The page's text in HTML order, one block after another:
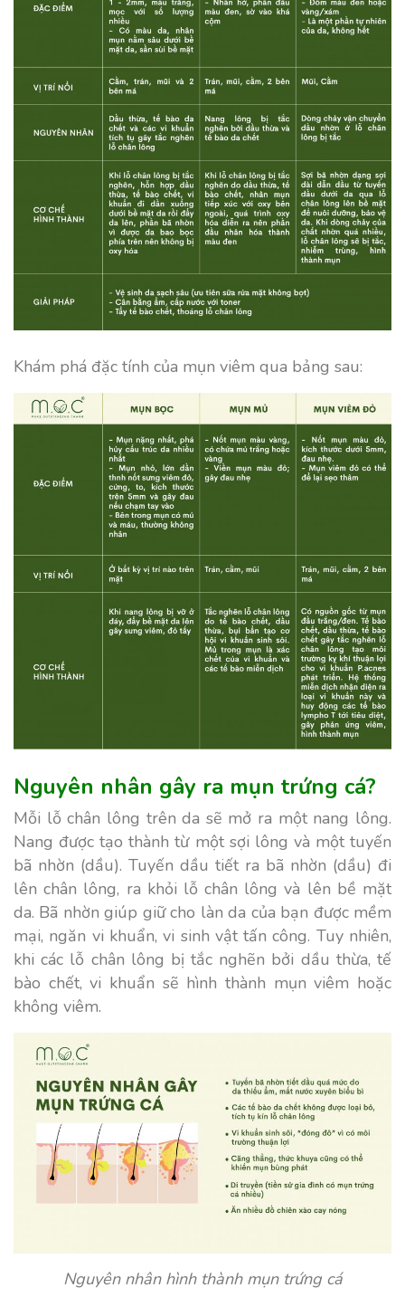
Khám phá đặc tính của mụn viêm qua bảng sau:
Nguyên nhân gây ra mụn trứng cá?
Mỗi lỗ chân lông trên da sẽ mở ra một nang lông.
Nang được tạo thành từ một sợi lông và một tuyến
bã nhờn (dầu). Tuyến dầu tiết ra bã nhờn (dầu) đi
lên chân lông, ra khỏi lỗ chân lông và lên bề mặt
da. Bã nhờn giúp giữ cho làn da của bạn được mềm
mại, ngăn vi khuẩn, vi sinh vật tấn công. Tuy nhiên,
khi các lỗ chân lông bị tắc nghẽn bởi dầu thừa, tế
bào chết, vi khuẩn sẽ hình thành mụn viêm hoặc
không viêm.
Nguyên nhân hình thành mụn trứng cá